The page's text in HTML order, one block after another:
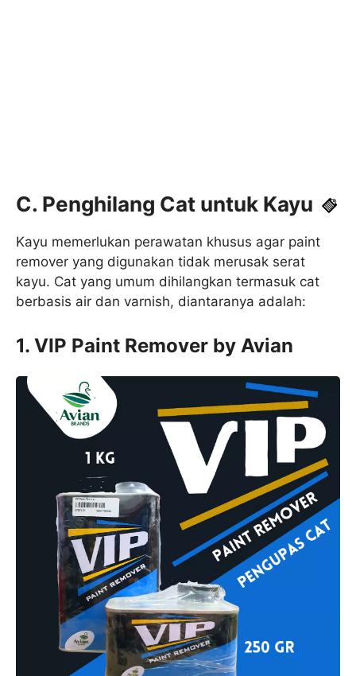
C. Penghilang Cat untuk Kayu
Kayu memerlukan perawatan khusus agar paint
remover yang digunakan tidak merusak serat
kayu. Cat yang umum dihilangkan termasuk cat
berbasis air dan varnish, diantaranya adalah:
1. VIP Paint Remover by Avian